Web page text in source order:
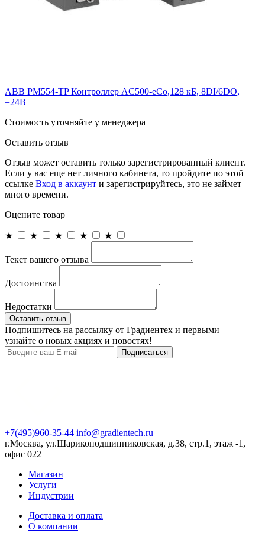
ABB PM554-TP Контроллер AC500-eCo,128 кБ, 8DI/6DO,
=24В
Cтоимость уточняйте у менеджера
Оставить отзыв
Отзыв может оставить только зарегистрированный клиент.
Если у вас еще нет личного кабинета, то пройдите по этой
ссылке Вход в аккаунт и зарегистрируйтесь, это не займет
много времени.
Оцените товар
★ ★ ★ ★ ★
Текст вашего отзыва
Достоинства
Недостатки
Оставить отзыв
Подпишитесь на рассылку от Градиентех и первыми
узнайте о новых акциях и новостях!
Подписаться
+7(495)960-35-44 info@gradientech.ru
г.Москва, ул.Шарикоподшипниковская, д.38, стр.1, этаж -1,
офис 022
Магазин
Услуги
Индустрии
Доставка и оплата
О компании